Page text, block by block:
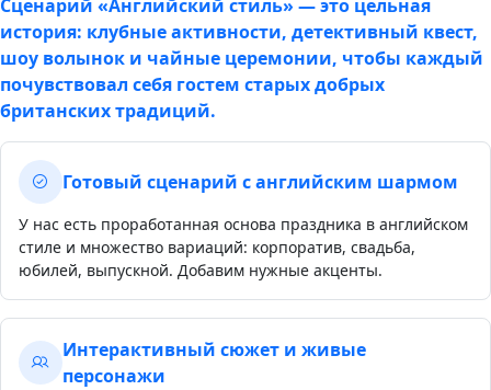
Сценарий «Английский стиль» — это цельная
история: клубные активности, детективный квест,
шоу волынок и чайные церемонии, чтобы каждый
почувствовал себя гостем старых добрых
британских традиций.
Готовый сценарий с английским шармом
У нас есть проработанная основа праздника в английском
стиле и множество вариаций: корпоратив, свадьба,
юбилей, выпускной. Добавим нужные акценты.
Интерактивный сюжет и живые
персонажи